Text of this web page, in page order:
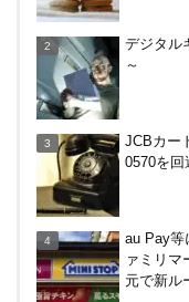
術を総ざ
つ
で20％還
デジタル
～
JCBカー
0570を回
au Pay等
ァミリマ
元で新ル